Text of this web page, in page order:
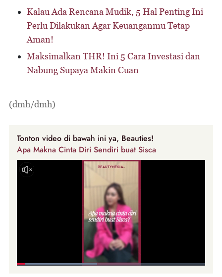
Kalau Ada Rencana Mudik, 5 Hal Penting Ini
Perlu Dilakukan Agar Keuanganmu Tetap
Aman!
Maksimalkan THR! Ini 5 Cara Investasi dan
Nabung Supaya Makin Cuan
(dmh/dmh)
Tonton video di bawah ini ya, Beauties!
Apa Makna Cinta Diri Sendiri buat Sisca